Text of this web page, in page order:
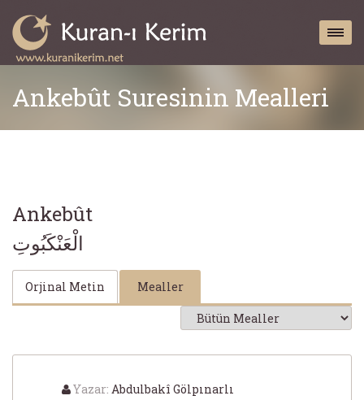
Ankebût Suresinin Mealleri
Ankebût
الْعَنْكَبُوتِ
Orjinal Metin Mealler
Yazar: Abdulbakî Gölpınarlı